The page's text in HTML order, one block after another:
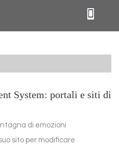
System: portali e siti di
sito per modificare